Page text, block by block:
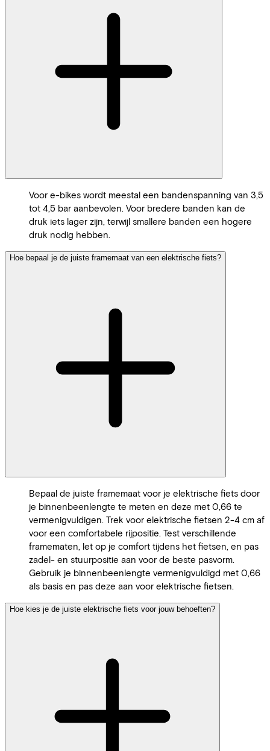
Voor e-bikes wordt meestal een bandenspanning van 3,5
tot 4,5 bar aanbevolen. Voor bredere banden kan de
druk iets lager zijn, terwijl smallere banden een hogere
druk nodig hebben.
Hoe bepaal je de juiste framemaat van een elektrische fiets?
Bepaal de juiste framemaat voor je elektrische fiets door
je binnenbeenlengte te meten en deze met 0,66 te
vermenigvuldigen. Trek voor elektrische fietsen 2-4 cm af
voor een comfortabele rijpositie. Test verschillende
framematen, let op je comfort tijdens het fietsen, en pas
zadel- en stuurpositie aan voor de beste pasvorm.
Gebruik je binnenbeenlengte vermenigvuldigd met 0,66
als basis en pas deze aan voor elektrische fietsen.
Hoe kies je de juiste elektrische fiets voor jouw behoeften?